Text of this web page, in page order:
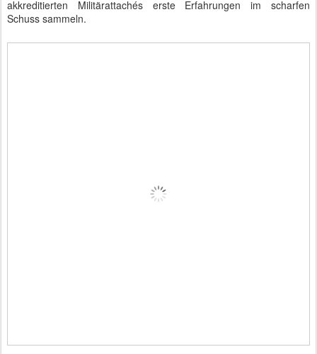
akkreditierten Militärattachés erste Erfahrungen im scharfen
Schuss sammeln.